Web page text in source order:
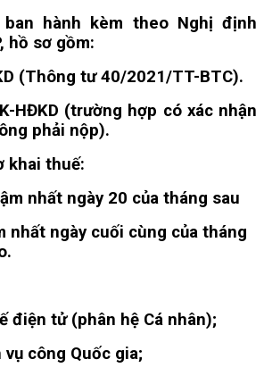
hành kèm theo Nghị định
hồ sơ gồm:
(Thông tư 40/2021/TT-BTC).
HĐKD (trường hợp có xác nhận
phải nộp).
khai thuế:
nhất ngày 20 của tháng sau
nhất ngày cuối cùng của tháng
điện tử (phân hệ Cá nhân);
công Quốc gia;